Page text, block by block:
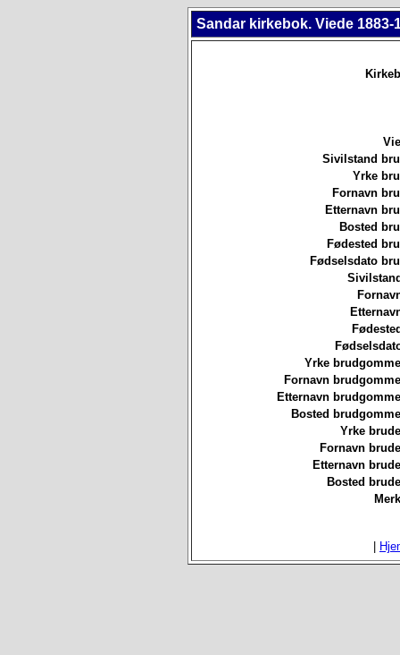
Sandar kirkebok. Viede 1883-
Sivilstand
Yrke
Fornavn
Etternavn
Bosted
Fødested
Fødselsdato
Yrke
Fornavn
Etternavn
Bosted
Yrke
Fornavn
Etternavn
Bosted